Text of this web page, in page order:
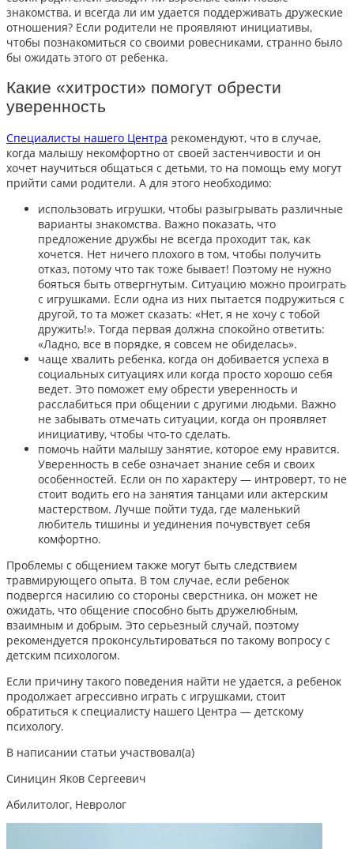
знакомства, и всегда ли им удается поддерживать дружеские
отношения? Если родители не проявляют инициативы,
чтобы познакомиться со своими ровесниками, странно было
бы ожидать этого от ребенка.
Какие «хитрости» помогут обрести
уверенность
Специалисты нашего Центра рекомендуют, что в случае,
когда малышу некомфортно от своей застенчивости и он
хочет научиться общаться с детьми, то на помощь ему могут
прийти сами родители. А для этого необходимо:
использовать игрушки, чтобы разыгрывать различные
варианты знакомства. Важно показать, что
предложение дружбы не всегда проходит так, как
хочется. Нет ничего плохого в том, чтобы получить
отказ, потому что так тоже бывает! Поэтому не нужно
бояться быть отвергнутым. Ситуацию можно проиграть
с игрушками. Если одна из них пытается подружиться с
другой, то та может сказать: «Нет, я не хочу с тобой
дружить!». Тогда первая должна спокойно ответить:
«Ладно, все в порядке, я совсем не обиделась».
чаще хвалить ребенка, когда он добивается успеха в
социальных ситуациях или когда просто хорошо себя
ведет. Это поможет ему обрести уверенность и
расслабиться при общении с другими людьми. Важно
не забывать отмечать ситуации, когда он проявляет
инициативу, чтобы что-то сделать.
помочь найти малышу занятие, которое ему нравится.
Уверенность в себе означает знание себя и своих
особенностей. Если он по характеру — интроверт, то не
стоит водить его на занятия танцами или актерским
мастерством. Лучше пойти туда, где маленький
любитель тишины и уединения почувствует себя
комфортно.
Проблемы с общением также могут быть следствием
травмирующего опыта. В том случае, если ребенок
подвергся насилию со стороны сверстника, он может не
ожидать, что общение способно быть дружелюбным,
взаимным и добрым. Это серьезный случай, поэтому
рекомендуется проконсультироваться по такому вопросу с
детским психологом.
Если причину такого поведения найти не удается, а ребенок
продолжает агрессивно играть с игрушками, стоит
обратиться к специалисту нашего Центра — детскому
психологу.
В написании статьи участвовал(а)
Синицин Яков Сергеевич
Абилитолог, Невролог